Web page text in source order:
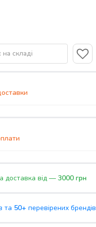
складі
доставка від — 3000 грн
та 50+ перевірених брендів